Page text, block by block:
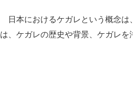
日本におけるケガレという概念は
は、ケガレの歴史や背景、ケガレを